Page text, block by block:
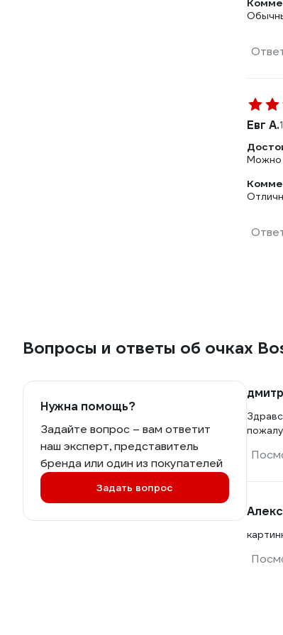
Евг А.
Можно
Вопросы и ответы об очках
Нужна помощь?
Задайте вопрос – вам ответит
наш эксперт, представитель
бренда или один из покупателей
Задать вопрос